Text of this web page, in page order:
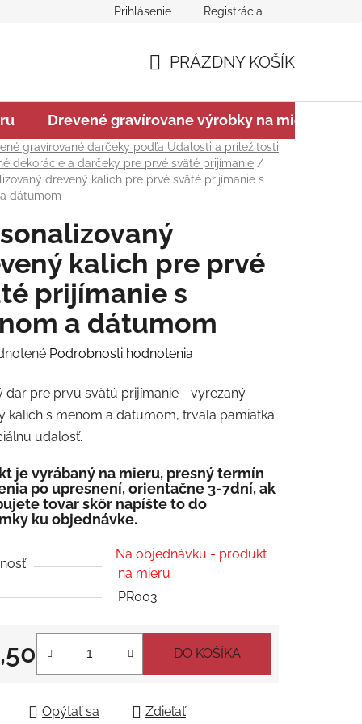
Na stiahnutie Chránená dielňa GRAVIT Náhradné
Prihlásenie Registrácia
KOŠÍK
PRÁZDNY KOŠÍK
Drevené gravírovane výrobky na mieru
gravírované darčeky podľa Udalosti a príležitosti
dekorácie a darčeky pre prvé sväté prijímanie /
drevený kalich pre prvé sväté prijímanie s
dátumom
kalich pre prvé
prijímanie s
a dátumom
Podrobnosti hodnotenia
dar pre prvú svätú prijímanie - vyrezaný
kalich s menom a dátumom, trvalá pamiatka
udalosť.
je vyrábaný na mieru, presný termín
po upresnení, orientačne 3-7dní, ak
tovar skôr napíšte to do
ku objednávke.
Na objednávku - produkt
na mieru
PR003
cena:
DO KOŠÍKA
Opýtať sa Zdieľať